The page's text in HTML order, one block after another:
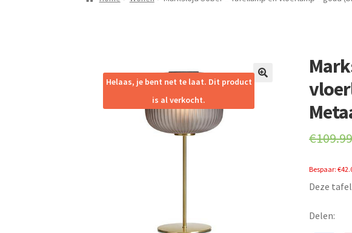
Helaas, je bent net te laat. Dit product
is al verkocht.
€109.99
Bespaar:€
Deze
Delen: